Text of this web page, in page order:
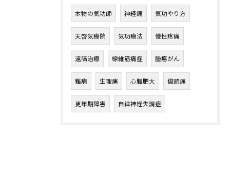
本物の気功師 神経痛 気功やり方
天啓気療院 気功療法 慢性疼痛
遠隔治療 線維筋痛症 腫瘍がん
難病 生理痛 心臓肥大 偏頭痛
更年期障害 自律神経失調症